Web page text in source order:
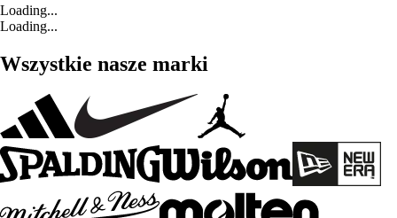
Loading...
Loading...
Wszystkie nasze marki